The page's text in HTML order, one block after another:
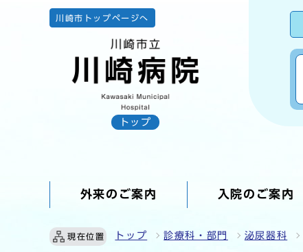
川崎市トップページへ
トップ
外来のご案内 入院のご案内
現在位置 トップ 診療科・部門 泌尿器科